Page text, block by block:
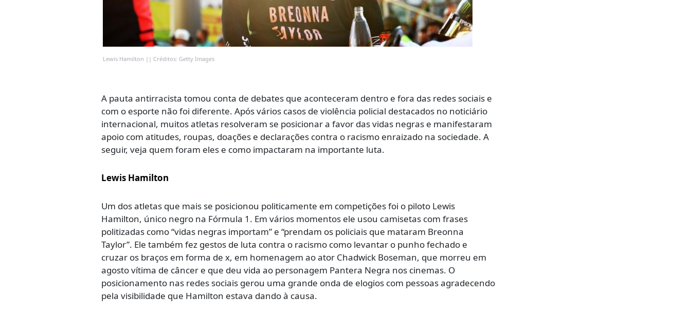
Lewis Hamilton || Créditos: Getty Images
A pauta antirracista tomou conta de debates que aconteceram dentro e fora das redes sociais e
com o esporte não foi diferente. Após vários casos de violência policial destacados no noticiário
internacional, muitos atletas resolveram se posicionar a favor das vidas negras e manifestaram
apoio com atitudes, roupas, doações e declarações contra o racismo enraizado na sociedade. A
seguir, veja quem foram eles e como impactaram na importante luta.
Lewis Hamilton
Um dos atletas que mais se posicionou politicamente em competições foi o piloto Lewis
Hamilton, único negro na Fórmula 1. Em vários momentos ele usou camisetas com frases
politizadas como “vidas negras importam” e “prendam os policiais que mataram Breonna
Taylor”. Ele também fez gestos de luta contra o racismo como levantar o punho fechado e
cruzar os braços em forma de x, em homenagem ao ator Chadwick Boseman, que morreu em
agosto vítima de câncer e que deu vida ao personagem Pantera Negra nos cinemas. O
posicionamento nas redes sociais gerou uma grande onda de elogios com pessoas agradecendo
pela visibilidade que Hamilton estava dando à causa.